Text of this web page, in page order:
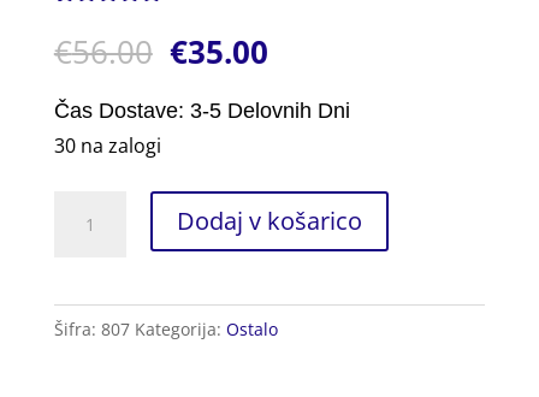
5.00 od 5
na podlagi
stranke
€56.00 €35.00
Čas Dostave: 3-5 Delovnih Dni
30 na zalogi
količina
Dodaj v košarico
Šifra: 807 Kategorija: Ostalo